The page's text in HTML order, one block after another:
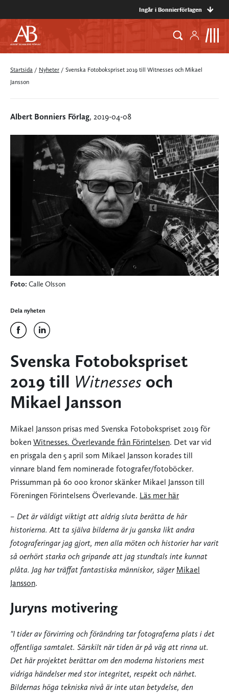
Ingår i Bonnierförlagen
Startsida / Nyheter / Svenska Fotobokspriset 2019 till Witnesses och Mikael
Jansson
Albert Bonniers Förlag, 2019-04-08
Foto: Calle Olsson
Dela nyheten
Svenska Fotobokspriset
2019 till Witnesses och
Mikael Jansson
Mikael Jansson prisas med Svenska Fotobokspriset 2019 för
boken Witnesses. Överlevande från Förintelsen. Det var vid
en prisgala den 5 april som Mikael Jansson korades till
vinnare bland fem nominerade fotografer/fotoböcker.
Prissumman på 60 000 kronor skänker Mikael Jansson till
Föreningen Förintelsens Överlevande. Läs mer här
– Det är väldigt viktigt att aldrig sluta berätta de här
historierna. Att ta själva bilderna är ju ganska likt andra
fotograferingar jag gjort, men alla möten och historier har varit
så oerhört starka och gripande att jag stundtals inte kunnat
plåta. Jag har träffat fantastiska människor, säger Mikael
Jansson.
Juryns motivering
"I tider av förvirring och förändring tar fotograferna plats i det
offentliga samtalet. Särskilt när tiden är på väg att rinna ut.
Det här projektet berättar om den moderna historiens mest
vidriga händelser med stor integritet, respekt och närhet.
Bildernas höga tekniska nivå är inte utan betydelse, den